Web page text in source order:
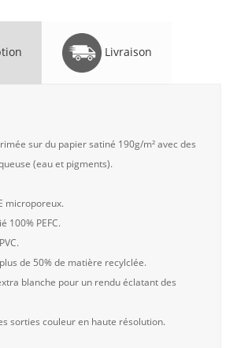
Livraison
sur du papier satiné 190g/m² avec des
(eau et pigments).
microporeux.
100% PEFC.
de 50% de matière recylclée.
blanche pour un rendu éclatant des
sorties couleur en haute résolution.